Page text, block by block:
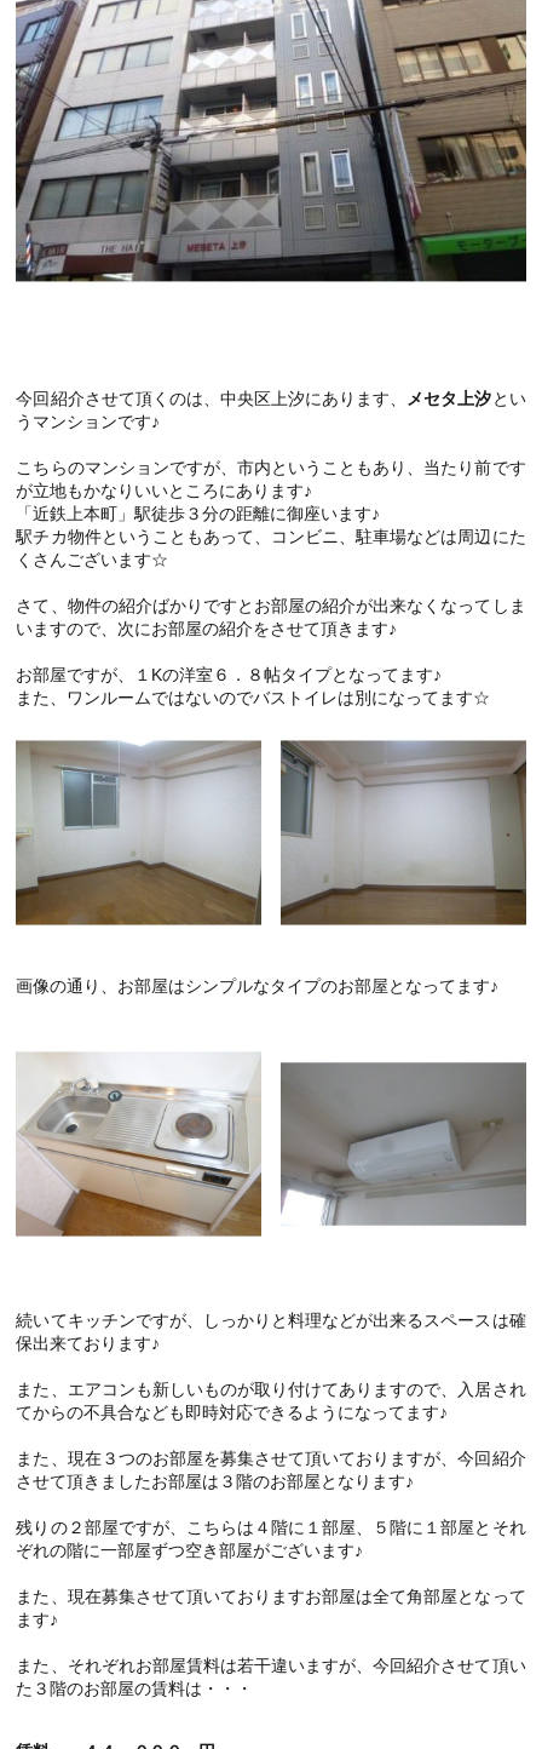
今回紹介させて頂くのは、中央区上汐にあります、 メセタ上汐とい
うマンションです♪
こちらのマンションですが、市内ということもあり、当たり前です
が立地もかなりいいところにあります♪
「近鉄上本町」駅徒歩３分の距離に御座います♪
駅チカ物件ということもあって、コンビニ、駐車場などは周辺にた
くさんございます☆
さて、物件の紹介ばかりですとお部屋の紹介が出来なくなってしま
いますので、次にお部屋の紹介をさせて頂きます♪
お部屋ですが、１Kの洋室６．８帖タイプとなってます♪
また、ワンルームではないのでバストイレは別になってます☆
画像の通り、お部屋はシンプルなタイプのお部屋となってます♪
続いてキッチンですが、しっかりと料理などが出来るスペースは確
保出来ております♪
また、エアコンも新しいものが取り付けてありますので、入居され
てからの不具合なども即時対応できるようになってます♪
また、現在３つのお部屋を募集させて頂いておりますが、今回紹介
させて頂きましたお部屋は３階のお部屋となります♪
残りの２部屋ですが、こちらは４階に１部屋、５階に１部屋とそれ
ぞれの階に一部屋ずつ空き部屋がございます♪
また、現在募集させて頂いておりますお部屋は全て角部屋となって
ます♪
また、それぞれお部屋賃料は若干違いますが、今回紹介させて頂い
た３階のお部屋の賃料は・・・